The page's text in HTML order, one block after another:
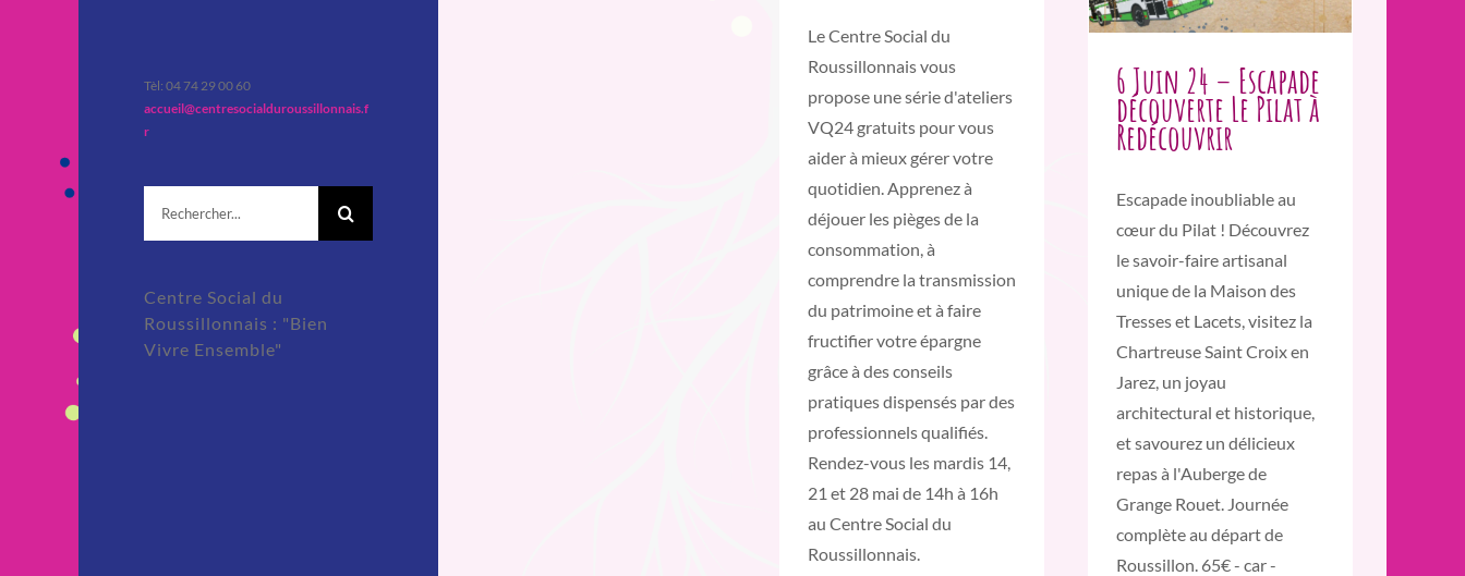
Tèl: 04 74 29 00 60
accueil@centresocialduroussillonnais.f
r
Centre Social du
Roussillonnais : "Bien
Vivre Ensemble"
Le Centre Social du
Roussillonnais vous
propose une série d'ateliers
VQ24 gratuits pour vous
aider à mieux gérer votre
quotidien. Apprenez à
déjouer les pièges de la
consommation, à
comprendre la transmission
du patrimoine et à faire
fructifier votre épargne
grâce à des conseils
pratiques dispensés par des
professionnels qualifiés.
Rendez-vous les mardis 14,
21 et 28 mai de 14h à 16h
au Centre Social du
Roussillonnais.
6 Juin 24 – Escapade
découverte Le Pilat à
Redécouvrir
Escapade inoubliable au
cœur du Pilat ! Découvrez
le savoir-faire artisanal
unique de la Maison des
Tresses et Lacets, visitez la
Chartreuse Saint Croix en
Jarez, un joyau
architectural et historique,
et savourez un délicieux
repas à l'Auberge de
Grange Rouet. Journée
complète au départ de
Roussillon. 65€ - car -